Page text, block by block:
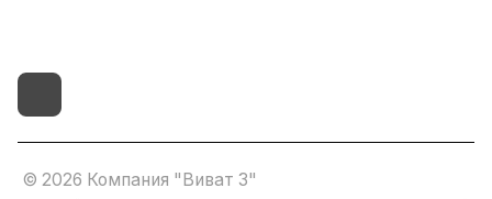
© 2026 Компания "Виват 3"